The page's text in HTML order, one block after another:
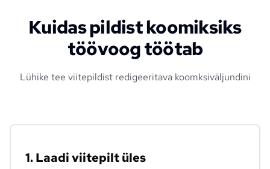
Kuidas pildist koomiksiks
töövoog töötab
Lühike tee viitepildist redigeeritava koomksiväljundini
1. Laadi viitepilt üles